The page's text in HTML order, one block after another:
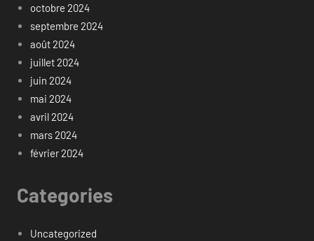
octobre 2024
septembre 2024
août 2024
juillet 2024
juin 2024
mai 2024
avril 2024
mars 2024
février 2024
Categories
Uncategorized